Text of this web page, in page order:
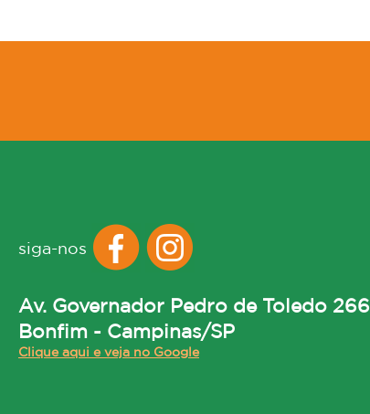
siga-nos
Av. Governador Pedro de Toledo 266
Bonfim - Campinas/SP
Clique aqui e veja no Google